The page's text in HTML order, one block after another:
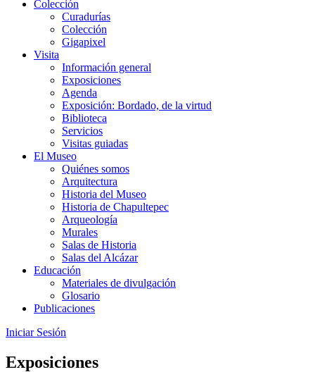
Colección
Curadurías
Colección
Gigapixel
Visita
Información general
Exposiciones
Agenda
Exposición: Bordado, de la virtud
Biblioteca
Servicios
Visitas guiadas
El Museo
Quiénes somos
Arquitectura
Historia del Museo
Historia de Chapultepec
Arqueología
Murales
Salas de Historia
Salas del Alcázar
Educación
Materiales de divulgación
Glosario
Publicaciones
Iniciar Sesión
Exposiciones